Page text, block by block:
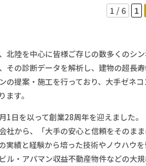
1 / 6 1
北陸を中心に皆様ご存じの数多くのシ
その診断データを解析し、建物の超長
の提案・施工を行っており、大手ゼネ
ます。
1日を以って創業28周年を迎えました。
社から、「大手の安心と信頼をそのま
実績と経験から培った技術やノウハウ
ル・アパマン収益不動産物件などの大